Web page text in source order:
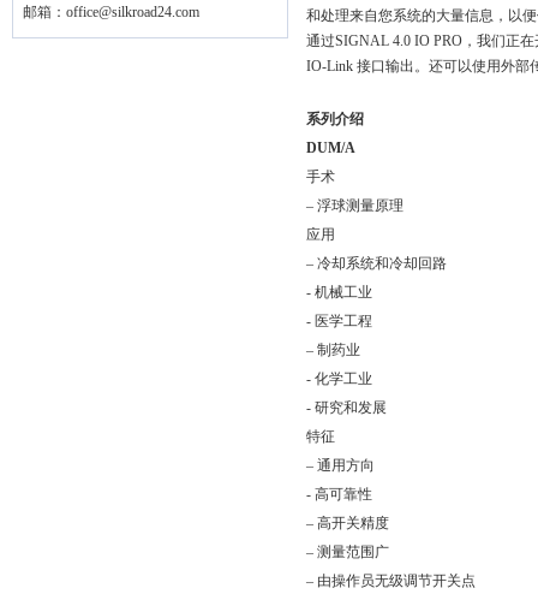
邮箱： office@silkroad24.com
和处理来自您系统的大量信息，以
通过SIGNAL 4.0 IO PRO，我们正
IO-Link 接口输出。还可以使用外部
系列介绍
DUM/A
手术
– 浮球测量原理
应用
– 冷却系统和冷却回路
- 机械工业
- 医学工程
– 制药业
- 化学工业
- 研究和发展
特征
– 通用方向
- 高可靠性
– 高开关精度
– 测量范围广
– 由操作员无级调节开关点